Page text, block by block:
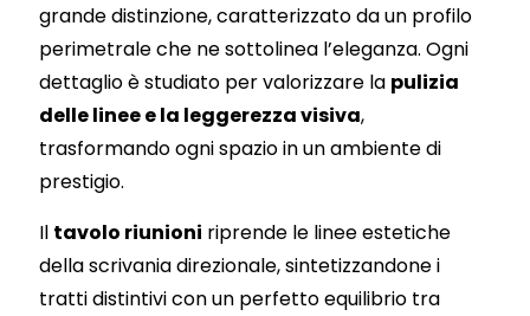
grande distinzione, caratterizzato da un profilo
perimetrale che ne sottolinea l’eleganza. Ogni
dettaglio è studiato per valorizzare la pulizia
delle linee e la leggerezza visiva,
trasformando ogni spazio in un ambiente di
prestigio.
Il tavolo riunioni riprende le linee estetiche
della scrivania direzionale, sintetizzandone i
tratti distintivi con un perfetto equilibrio tra